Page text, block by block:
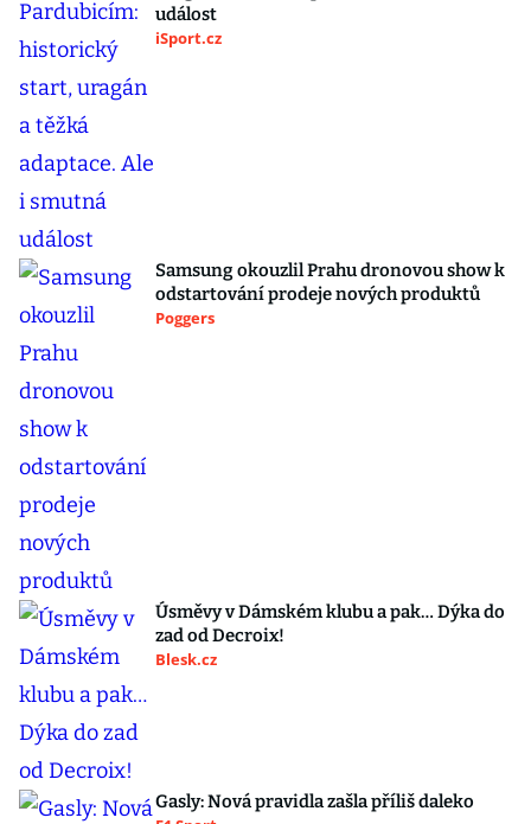
událost
iSport.cz
Samsung okouzlil Prahu dronovou show k
odstartování prodeje nových produktů
Poggers
Úsměvy v Dámském klubu a pak… Dýka do
zad od Decroix!
Blesk.cz
Gasly: Nová pravidla zašla příliš daleko